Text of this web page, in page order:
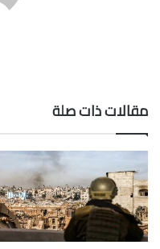
مقالات ذات صلة